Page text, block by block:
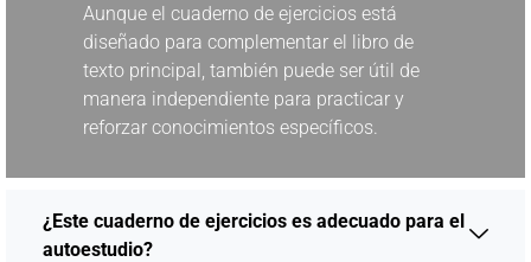
Aunque el cuaderno de ejercicios está
diseñado para complementar el libro de
texto principal, también puede ser útil de
manera independiente para practicar y
reforzar conocimientos específicos.
¿Este cuaderno de ejercicios es adecuado para el
autoestudio?